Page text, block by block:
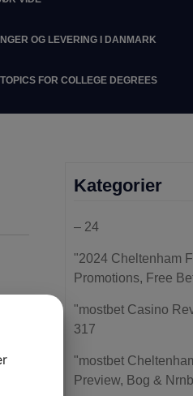
OG LEVERING I DANMARK
FOR COLLEGE DEGREES
Kategorier
– 24
"2024 Cheltenham
Promotions, Free
"mostbet Casino
317
"mostbet
Preview, Bog &